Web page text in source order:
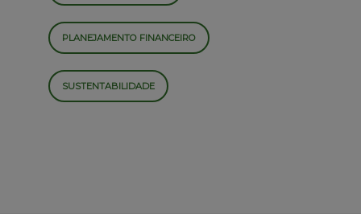
PLANEJAMENTO FINANCEIRO
SUSTENTABILIDADE